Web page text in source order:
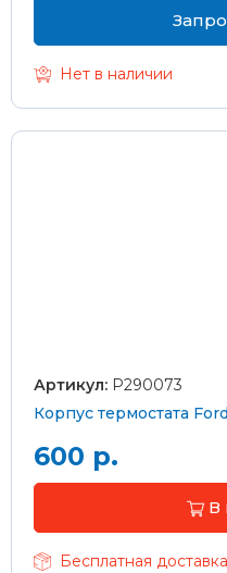
Нет в наличии
Артикул: P290073
Корпус термостата
600 р.
В
Бесплатная